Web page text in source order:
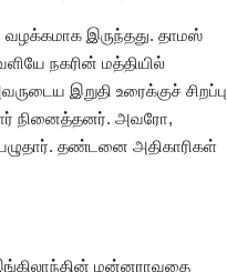
இருந்தது. தாமஸ்
நகரின் மத்தியில்
இறுதி உரைக்குச் சிறப்பு
நினைத்தனர். அவரோ,
தண்டனை அதிகாரிகள்
மன்னராவதை